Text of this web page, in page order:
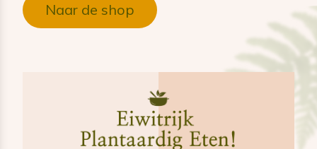
Naar de shop